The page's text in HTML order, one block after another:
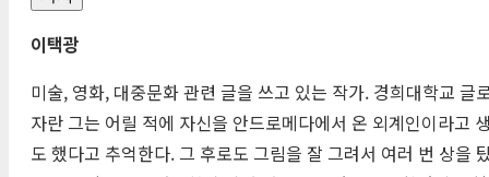
이택광
미술, 영화, 대중문화 관련 글을 쓰고 있는 작가. 경희대학교
자란 그는 어릴 적에 자신을 안드로메다에서 온 외계인이라고
도 했다고 추억한다. 그 후로도 그림을 잘 그려서 여러 번 상을